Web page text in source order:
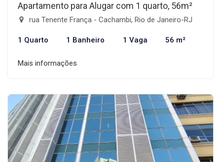
Apartamento para Alugar com 1 quarto, 56m²
rua Tenente França - Cachambi, Rio de Janeiro-RJ
1 Quarto 1 Banheiro 1 Vaga 56 m²
Mais informações